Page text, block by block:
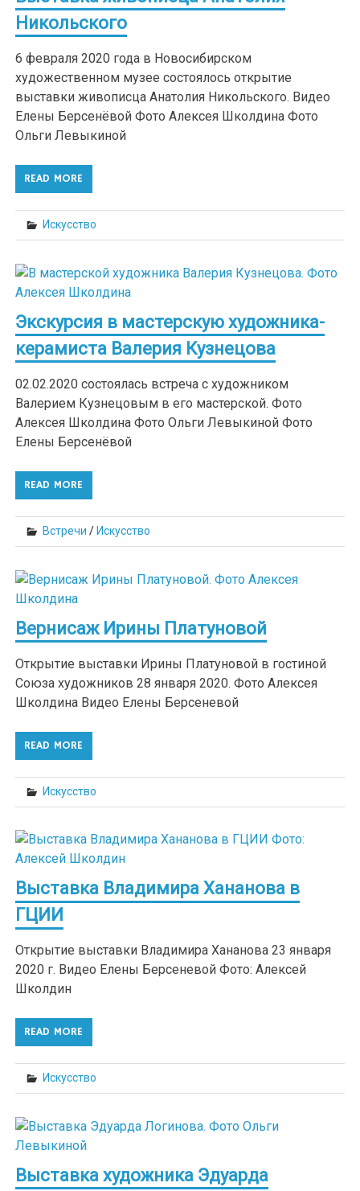
Никольского
6 февраля 2020 года в Новосибирском
художественном музее состоялось открытие
выставки живописца Анатолия Никольского. Видео
Елены Берсенёвой Фото Алексея Школдина Фото
Ольги Левыкиной
READ MORE
Искусство
Экскурсия в мастерскую художника-
керамиста Валерия Кузнецова
02.02.2020 состоялась встреча с художником
Валерием Кузнецовым в его мастерской. Фото
Алексея Школдина Фото Ольги Левыкиной Фото
Елены Берсенёвой
READ MORE
Встречи / Искусство
Вернисаж Ирины Платуновой
Открытие выставки Ирины Платуновой в гостиной
Союза художников 28 января 2020. Фото Алексея
Школдина Видео Елены Берсеневой
READ MORE
Искусство
Выставка Владимира Хананова в
ГЦИИ
Открытие выставки Владимира Хананова 23 января
2020 г. Видео Елены Берсеневой Фото: Алексей
Школдин
READ MORE
Искусство
Выставка художника Эдуарда